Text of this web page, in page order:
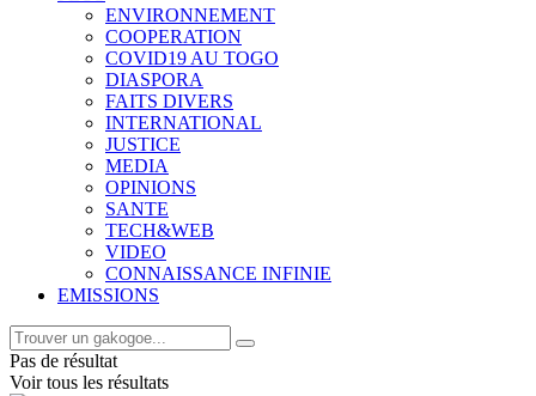
ENVIRONNEMENT
COOPERATION
COVID19 AU TOGO
DIASPORA
FAITS DIVERS
INTERNATIONAL
JUSTICE
MEDIA
OPINIONS
SANTE
TECH&WEB
VIDEO
CONNAISSANCE INFINIE
EMISSIONS
Pas de résultat
Voir tous les résultats